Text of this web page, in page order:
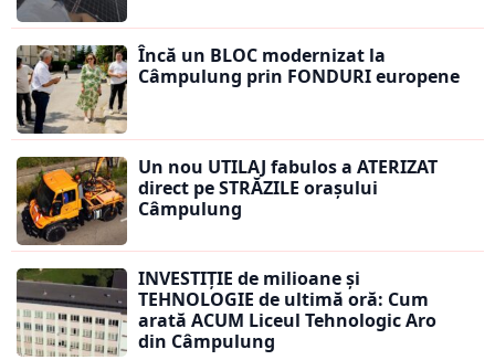
Încă un BLOC modernizat la
Câmpulung prin FONDURI europene
Un nou UTILAJ fabulos a ATERIZAT
direct pe STRĂZILE orașului
Câmpulung
INVESTIȚIE de milioane și
TEHNOLOGIE de ultimă oră: Cum
arată ACUM Liceul Tehnologic Aro
din Câmpulung